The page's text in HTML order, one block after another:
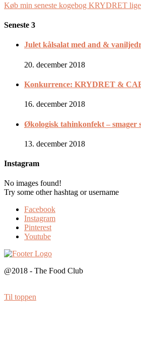
Køb min seneste kogebog KRYDRET
Seneste 3
Julet kålsalat med and &
20. december 2018
Konkurrence: KRYDRET &
16. december 2018
Økologisk tahinkonfekt – smager
13. december 2018
Instagram
No images found!
Try some other hashtag or username
Facebook
Instagram
Pinterest
Youtube
@2018 - The Food Club
Til toppen